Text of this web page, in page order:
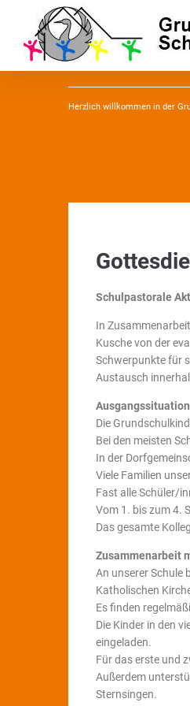
Herzlich willkommen in der
Schulpastorale
In
Kusche von der
Schwerpunkte für
Austausch
Ausgangssituation
Die
Bei den meisten
In der
Viele Familien
Fast alle Schüler/
Vom 1. bis zum 4.
Das gesamte
Zusammenarbeit
An unserer Schule
Katholischen
Es finden
Die Kinder in den
eingeladen.
Für das erste und
Außerdem
Sternsingen.